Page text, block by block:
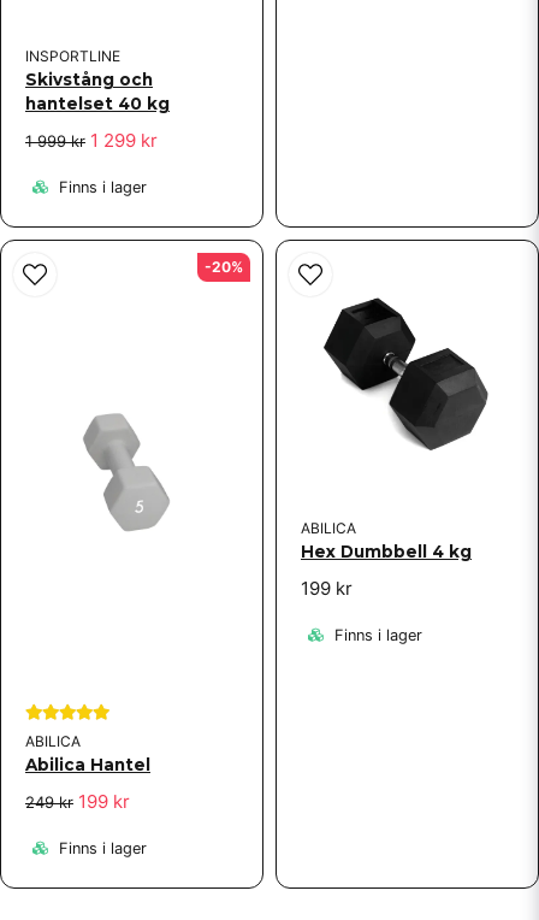
INSPORTLINE
Skivstång och
hantelset 40 kg
1 999 kr 1 299 kr
Finns i lager
ABILICA
Abilica Hantel
249 kr 199 kr
Finns i lager
-20%
ABILICA
Hex Dumbbell 4 kg
199 kr
Finns i lager